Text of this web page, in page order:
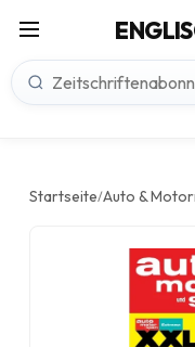
Startseite/Auto &